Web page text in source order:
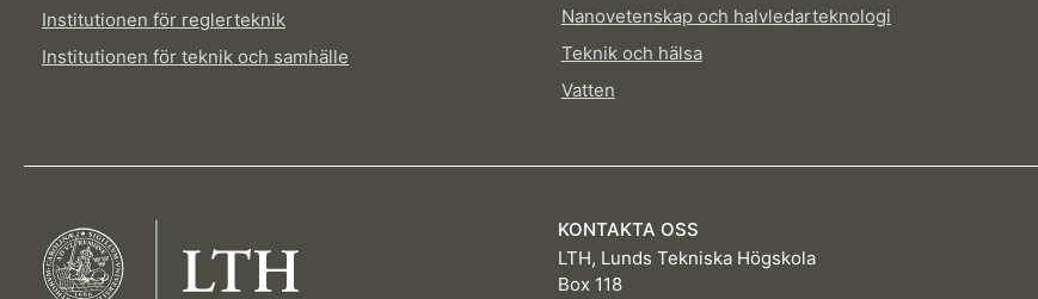
Institutionen för reglerteknik
Institutionen för teknik och samhälle
Nanovetenskap och halvledarteknologi
Teknik och hälsa
Vatten
KONTAKTA OSS
LTH, Lunds Tekniska Högskola
Box 118